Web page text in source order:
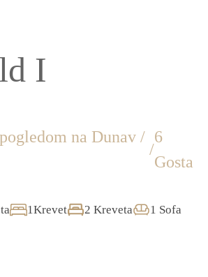
I
na Dunav /
/
6
Gosta
1Krevet 2 Kreveta
1 Sofa